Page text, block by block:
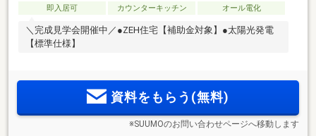
即入居可
カウンターキッチン オール電化
＼完成見学会開催中／●ZEH住宅【補助金対象】●太陽光発電
【標準仕様】
資料をもらう(無料)
※SUUMOのお問い合わせページへ移動します